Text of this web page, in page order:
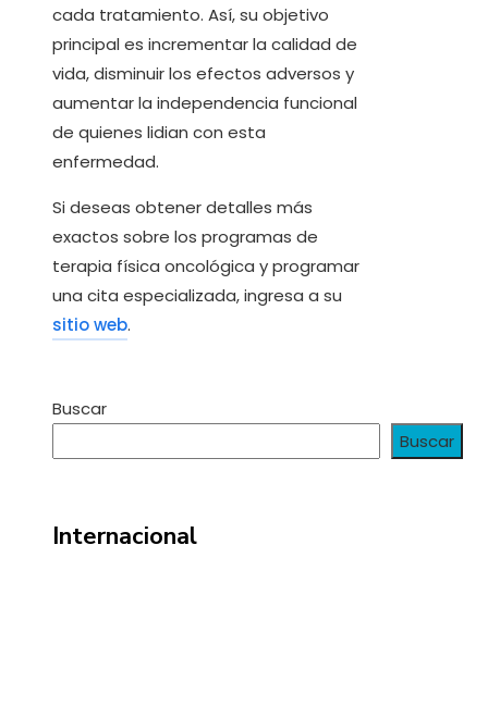
cada tratamiento. Así, su objetivo
principal es incrementar la calidad de
vida, disminuir los efectos adversos y
aumentar la independencia funcional
de quienes lidian con esta
enfermedad.
Si deseas obtener detalles más
exactos sobre los programas de
terapia física oncológica y programar
una cita especializada, ingresa a su
sitio web.
Buscar
Buscar
Internacional